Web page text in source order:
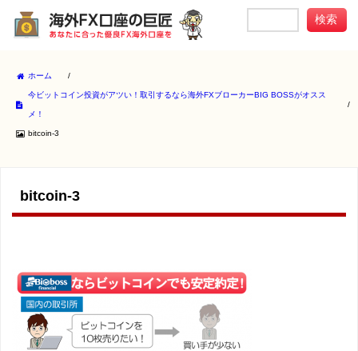
ホーム /
今ビットコイン投資がアツい！取引するなら海外FXブローカーBIG BOSSがオスス
メ！
/
bitcoin-3
bitcoin-3